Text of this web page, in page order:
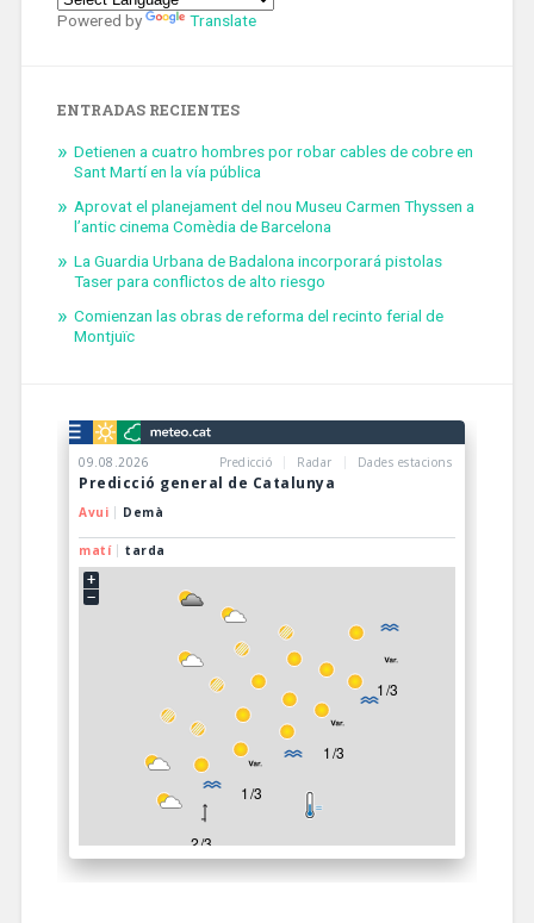
Powered by Translate
ENTRADAS RECIENTES
Detienen a cuatro hombres por robar cables de cobre en
Sant Martí en la vía pública
Aprovat el planejament del nou Museu Carmen Thyssen a
l’antic cinema Comèdia de Barcelona
La Guardia Urbana de Badalona incorporará pistolas
Taser para conflictos de alto riesgo
Comienzan las obras de reforma del recinto ferial de
Montjuïc